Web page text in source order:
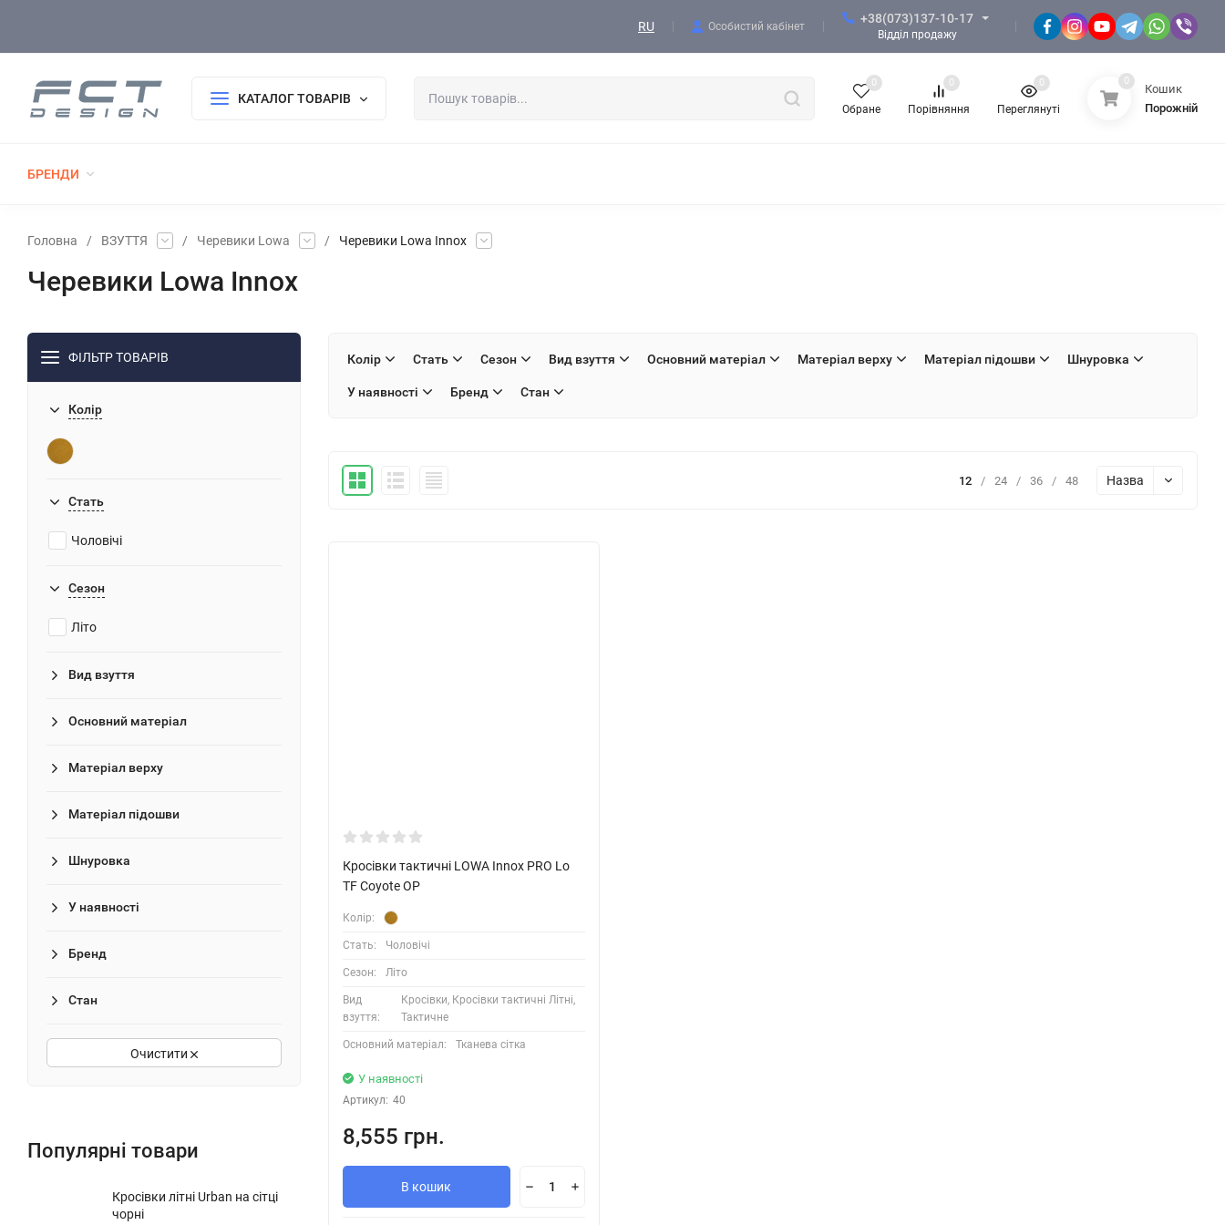
RU Особистий кабінет
+38(073)137-10-17
Відділ продажу
КАТАЛОГ ТОВАРІВ
Обране
0
Порівняння
0
Переглянуті
0 0
Кошик
Порожній
БРЕНДИ
Головна
/ ВЗУТТЯ / Черевики Lowa / Черевики Lowa Innox
Черевики Lowa Innox
ФІЛЬТР ТОВАРІВ
Колір
Стать
Чоловічі
Сезон
Літо
Вид взуття
Основний матеріал
Матеріал верху
Матеріал підошви
Шнуровка
У наявності
Бренд
Стан
Очистити
Популярні товари
Кросівки літні Urban на сітці
чорні
Колір Стать Сезон Вид взуття Основний матеріал Матеріал верху Матеріал підошви Шнуровка
У наявності Бренд Стан
12 / 24 / 36 / 48 Назва
Кросівки тактичні LOWA Innox PRO Lo
TF Coyote OP
Колір:
Стать: Чоловічі
Сезон: Літо
Вид
взуття:
Кросівки, Кросівки тактичні Літні,
Тактичне
Основний матеріал: Тканева сітка
У наявності
Артикул: 40
8,555 грн.
В кошик